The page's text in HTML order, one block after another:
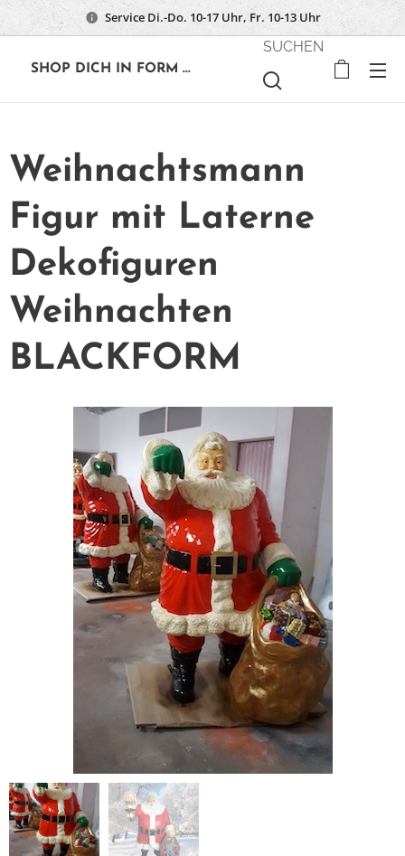
Service Di.-Do. 10-17 Uhr, Fr. 10-13 Uhr
SHOP DICH IN FORM ...
SUCHEN
Weihnachtsmann
Figur mit Laterne
Dekofiguren
Weihnachten
BLACKFORM